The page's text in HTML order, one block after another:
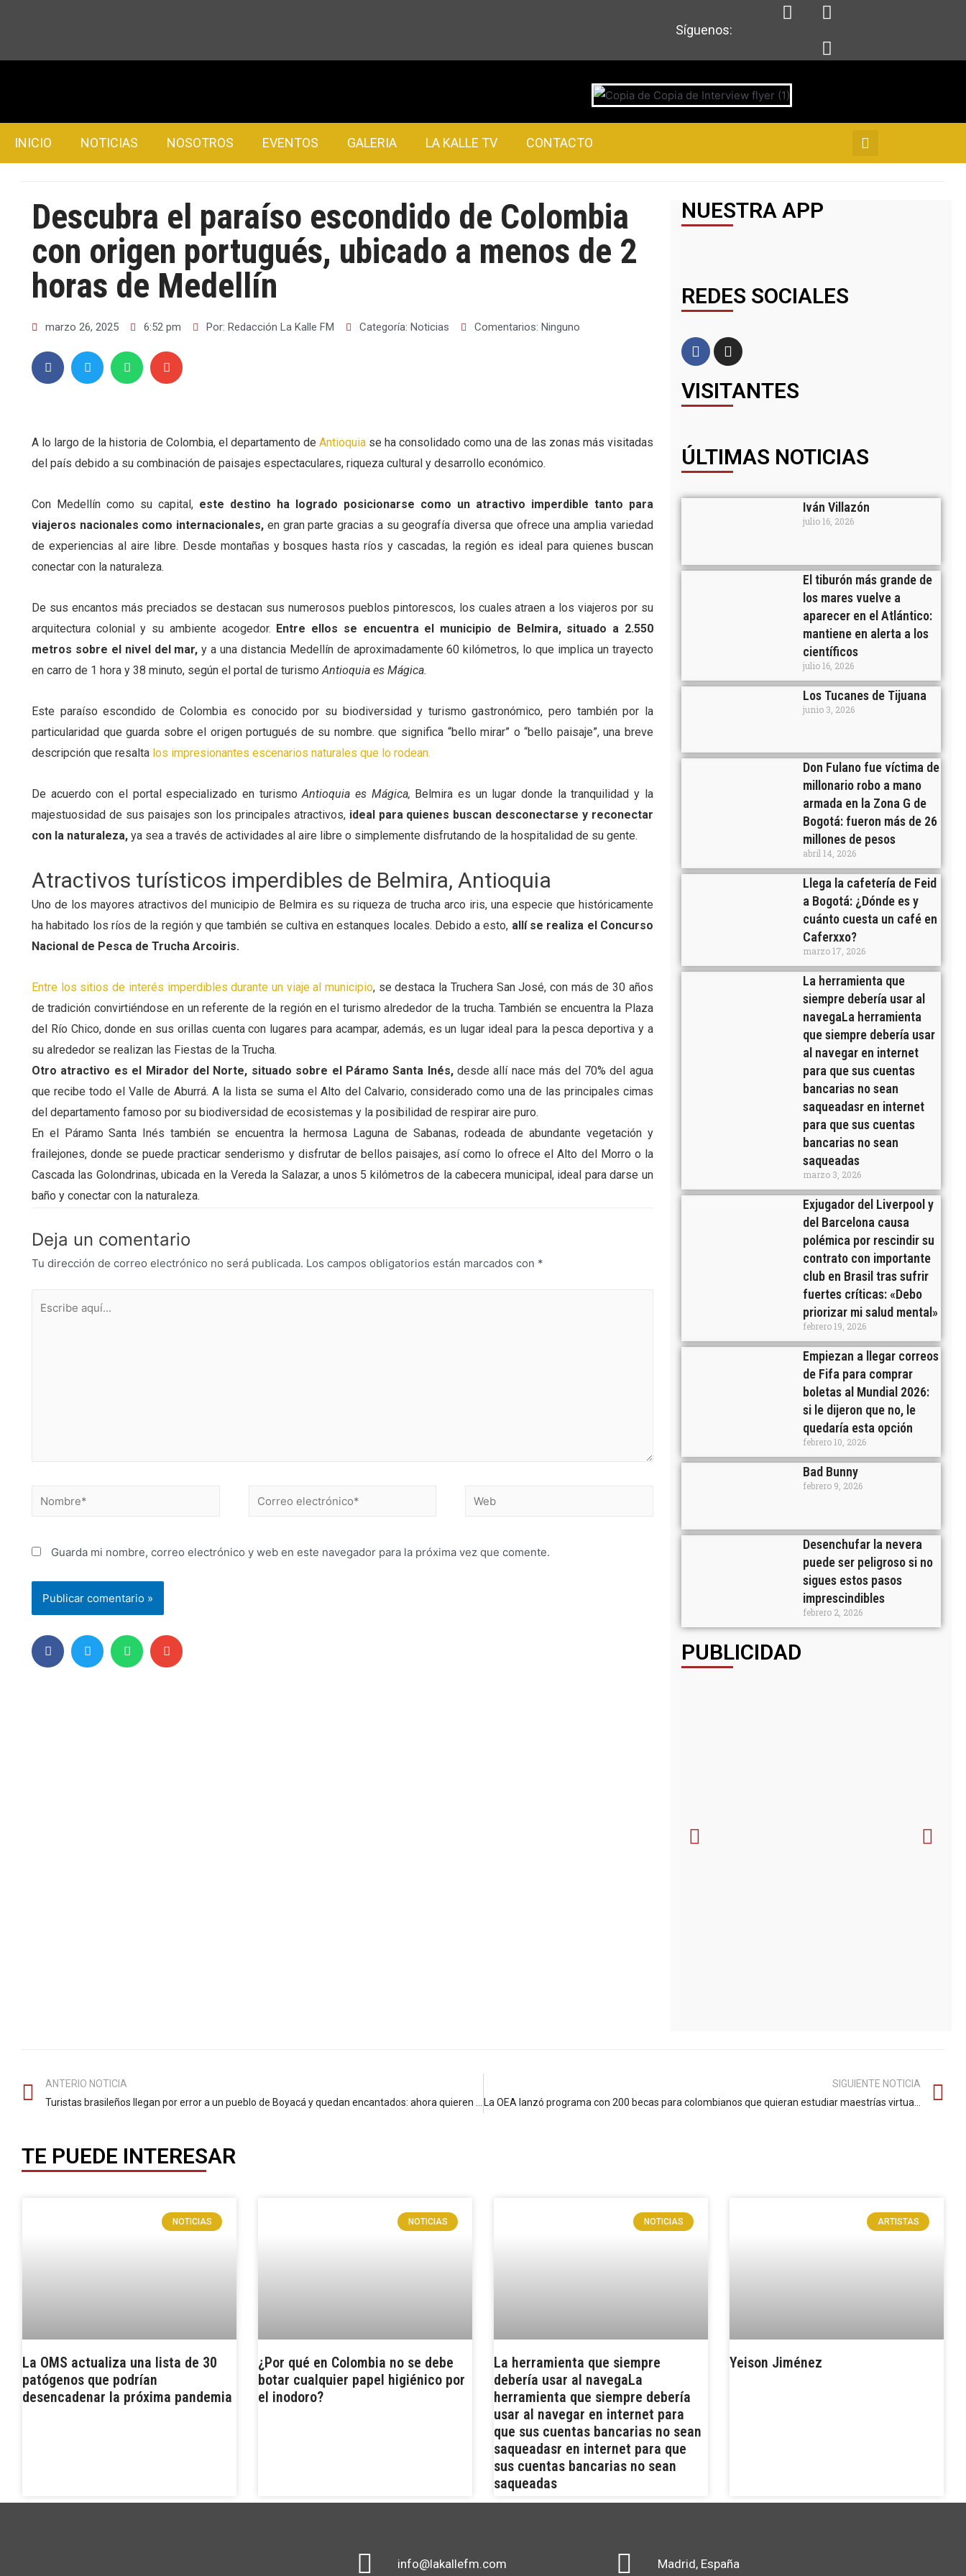
Síguenos:
INICIO NOTICIAS NOSOTROS EVENTOS GALERIA LA KALLE TV CONTACTO
Descubra el paraíso escondido de Colombia
con origen portugués, ubicado a menos de 2
horas de Medellín
marzo 26, 2025 6:52 pm Por: Redacción La Kalle FM Categoría: Noticias Comentarios: Ninguno
A lo largo de la historia de Colombia, el departamento de Antioquia se ha consolidado como una de las zonas más visitadas
del país debido a su combinación de paisajes espectaculares, riqueza cultural y desarrollo económico.
Con Medellín como su capital, este destino ha logrado posicionarse como un atractivo imperdible tanto para
viajeros nacionales como internacionales, en gran parte gracias a su geografía diversa que ofrece una amplia variedad
de experiencias al aire libre. Desde montañas y bosques hasta ríos y cascadas, la región es ideal para quienes buscan
conectar con la naturaleza.
De sus encantos más preciados se destacan sus numerosos pueblos pintorescos, los cuales atraen a los viajeros por su
arquitectura colonial y su ambiente acogedor. Entre ellos se encuentra el municipio de Belmira, situado a 2.550
metros sobre el nivel del mar, y a una distancia Medellín de aproximadamente 60 kilómetros, lo que implica un trayecto
en carro de 1 hora y 38 minuto, según el portal de turismoAntioquia es Mágica.
Este paraíso escondido de Colombia es conocido por su biodiversidad y turismo gastronómico, pero también por la
particularidad que guarda sobre el origen portugués de su nombre. que significa “bello mirar” o “bello paisaje”, una breve
descripción que resalta los impresionantes escenarios naturales que lo rodean.
De acuerdo con el portal especializado en turismoAntioquia es Mágica, Belmira es un lugar donde la tranquilidad y la
majestuosidad de sus paisajes son los principales atractivos, ideal para quienes buscan desconectarse y reconectar
con la naturaleza, ya sea a través de actividades al aire libre o simplemente disfrutando de la hospitalidad de su gente.
Atractivos turísticos imperdibles de Belmira, Antioquia
Uno de los mayores atractivos del municipio de Belmira es su riqueza de trucha arco iris, una especie que históricamente
ha habitado los ríos de la región y que también se cultiva en estanques locales. Debido a esto, allí se realiza el Concurso
Nacional de Pesca de Trucha Arcoiris.
Entre los sitios de interés imperdibles durante un viaje al municipio, se destaca la Truchera San José, con más de 30 años
de tradición convirtiéndose en un referente de la región en el turismo alrededor de la trucha. También se encuentra la Plaza
del Río Chico, donde en sus orillas cuenta con lugares para acampar, además, es un lugar ideal para la pesca deportiva y a
su alrededor se realizan las Fiestas de la Trucha.
Otro atractivo es el Mirador del Norte, situado sobre el Páramo Santa Inés,desde allí nace más del 70% del agua
que recibe todo el Valle de Aburrá. A la lista se suma el Alto del Calvario, considerado como una de las principales cimas
del departamento famoso por su biodiversidad de ecosistemas y la posibilidad de respirar aire puro.
En el Páramo Santa Inés también se encuentra la hermosa Laguna de Sabanas, rodeada de abundante vegetación y
frailejones, donde se puede practicar senderismo y disfrutar de bellos paisajes, así como lo ofrece el Alto del Morro o la
Cascada las Golondrinas, ubicada en la Vereda la Salazar, a unos 5 kilómetros de la cabecera municipal, ideal para darse un
baño y conectar con la naturaleza.
Deja un comentario
Tu dirección de correo electrónico no será publicada. Los campos obligatorios están marcados con *
Guarda mi nombre, correo electrónico y web en este navegador para la próxima vez que comente.
NUESTRA APP
REDES SOCIALES
VISITANTES
ÚLTIMAS NOTICIAS
Iván Villazón
julio 16, 2026
El tiburón más grande de
los mares vuelve a
aparecer en el Atlántico:
mantiene en alerta a los
científicos
julio 16, 2026
Los Tucanes de Tijuana
junio 3, 2026
Don Fulano fue víctima de
millonario robo a mano
armada en la Zona G de
Bogotá: fueron más de 26
millones de pesos
abril 14, 2026
Llega la cafetería de Feid
a Bogotá: ¿Dónde es y
cuánto cuesta un café en
Caferxxo?
marzo 17, 2026
La herramienta que
siempre debería usar al
navegaLa herramienta
que siempre debería usar
al navegar en internet
para que sus cuentas
bancarias no sean
saqueadasr en internet
para que sus cuentas
bancarias no sean
saqueadas
marzo 3, 2026
Exjugador del Liverpool y
del Barcelona causa
polémica por rescindir su
contrato con importante
club en Brasil tras sufrir
fuertes críticas: «Debo
priorizar mi salud mental»
febrero 19, 2026
Empiezan a llegar correos
de Fifa para comprar
boletas al Mundial 2026:
si le dijeron que no, le
quedaría esta opción
febrero 10, 2026
Bad Bunny
febrero 9, 2026
Desenchufar la nevera
puede ser peligroso si no
sigues estos pasos
imprescindibles
febrero 2, 2026
PUBLICIDAD
ANTERIO NOTICIA
Turistas brasileños llegan por error a un pueblo de Boyacá y quedan encantados: ahora quieren que el mundo lo conozca
SIGUIENTE NOTICIA
La OEA lanzó programa con 200 becas para colombianos que quieran estudiar maestrías virtuales
TE PUEDE INTERESAR
NOTICIAS
La OMS actualiza una lista de 30
patógenos que podrían
desencadenar la próxima pandemia
NOTICIAS
¿Por qué en Colombia no se debe
botar cualquier papel higiénico por
el inodoro?
NOTICIAS
La herramienta que siempre
debería usar al navegaLa
herramienta que siempre debería
usar al navegar en internet para
que sus cuentas bancarias no sean
saqueadasr en internet para que
sus cuentas bancarias no sean
saqueadas
ARTISTAS
Yeison Jiménez
info@lakallefm.com Madrid, España